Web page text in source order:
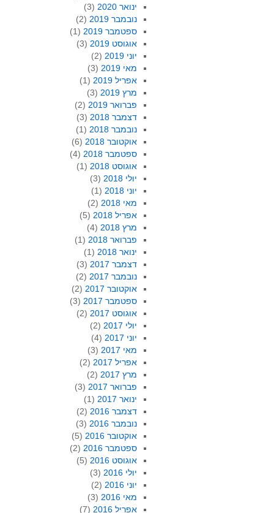
ינואר 2020
(3)
נובמבר 2019
(2)
ספטמבר 2019
(1)
אוגוסט 2019
(3)
יוני 2019
(2)
מאי 2019
(3)
אפריל 2019
(1)
מרץ 2019
(3)
פברואר 2019
(2)
דצמבר 2018
(3)
נובמבר 2018
(1)
אוקטובר 2018
(6)
ספטמבר 2018
(4)
אוגוסט 2018
(1)
יולי 2018
(3)
יוני 2018
(1)
מאי 2018
(2)
אפריל 2018
(5)
מרץ 2018
(4)
פברואר 2018
(1)
ינואר 2018
(1)
דצמבר 2017
(3)
נובמבר 2017
(2)
אוקטובר 2017
(2)
ספטמבר 2017
(3)
אוגוסט 2017
(2)
יולי 2017
(2)
יוני 2017
(4)
מאי 2017
(3)
אפריל 2017
(2)
מרץ 2017
(2)
פברואר 2017
(3)
ינואר 2017
(1)
דצמבר 2016
(2)
נובמבר 2016
(3)
אוקטובר 2016
(5)
ספטמבר 2016
(2)
אוגוסט 2016
(5)
יולי 2016
(3)
יוני 2016
(2)
מאי 2016
(3)
אפריל 2016
(7)